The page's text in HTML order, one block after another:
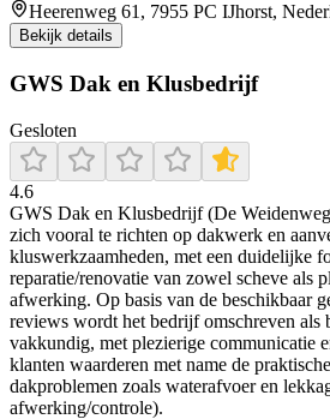
Heerenweg 61, 7955 PC IJhorst,
Bekijk details
GWS Dak en Klusbedrijf
Gesloten
4.6
GWS Dak en Klusbedrijf (De
zich vooral te richten op dakwerk en
kluswerkzaamheden, met een duidelijke
reparatie/renovatie van zowel scheve als
afwerking. Op basis van de beschikbaar
reviews wordt het bedrijf omschreven als
vakkundig, met plezierige communicatie
klanten waarderen met name de
dakproblemen zoals waterafvoer en
afwerking/controle).